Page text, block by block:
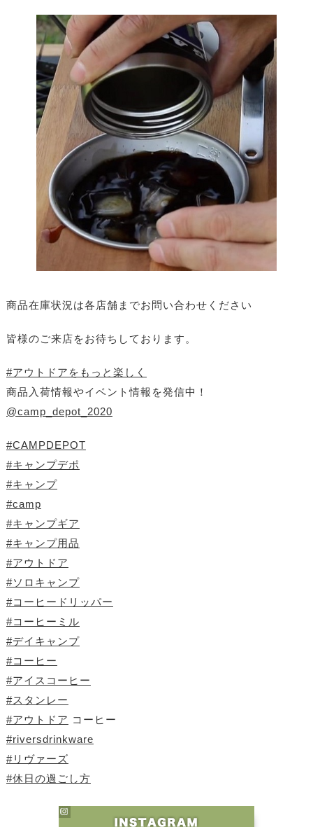
商品在庫状況は各店舗までお問い合わせください
皆様のご来店をお待ちしております。
#アウトドアをもっと楽しく
商品入荷情報やイベント情報を発信中！
@camp_depot_2020
#CAMPDEPOT
#キャンプデポ
#キャンプ
#camp
#キャンプギア
#キャンプ用品
#アウトドア
#ソロキャンプ
#コーヒードリッパー
#コーヒーミル
#デイキャンプ
#コーヒー
#アイスコーヒー
#スタンレー
#アウトドア コーヒー
#riversdrinkware
#リヴァーズ
#休日の過ごし方